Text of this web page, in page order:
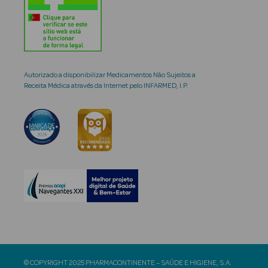
Autorizado a disponibilizar Medicamentos Não Sujeitos a
Receita Médica através da Internet pelo INFARMED, I.P.
© COPYRIGHT 2025 PHARMACONTINENTE – SAÚDE E HIGIENE, S.A.